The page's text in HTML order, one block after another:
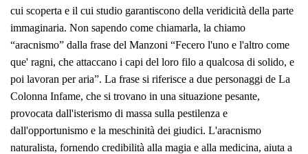
cui scoperta e il cui studio garantiscono della veridicità della parte
immaginaria. Non sapendo come chiamarla, la chiamo
“aracnismo” dalla frase del Manzoni “Fecero l'uno e l'altro come
que' ragni, che attaccano i capi del loro filo a qualcosa di solido, e
poi lavoran per aria”. La frase si riferisce a due personaggi de La
Colonna Infame, che si trovano in una situazione pesante,
provocata dall'isterismo di massa sulla pestilenza e
dall'opportunismo e la meschinità dei giudici. L'aracnismo
naturalista, fornendo credibilità alla magia e alla medicina, aiuta a